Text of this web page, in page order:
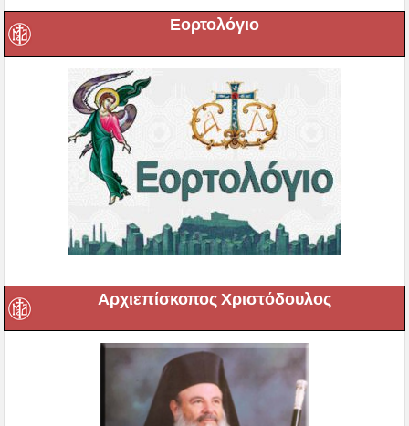
Εορτολόγιο
Αρχιεπίσκοπος Χριστόδουλος